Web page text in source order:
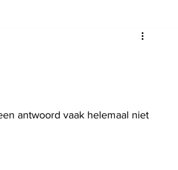
antwoord vaak helemaal niet